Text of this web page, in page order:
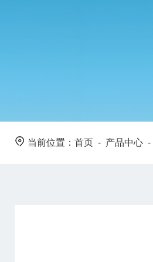
当前位置： 首页 - 产品中心 -